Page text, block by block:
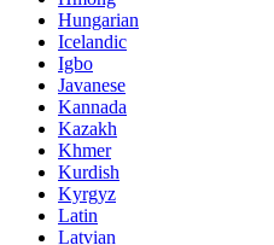
Hungarian
Icelandic
Igbo
Javanese
Kannada
Kazakh
Khmer
Kurdish
Kyrgyz
Latin
Latvian